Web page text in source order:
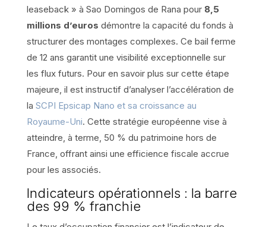
leaseback » à Sao Domingos de Rana pour 8,5
millions d’euros démontre la capacité du fonds à
structurer des montages complexes. Ce bail ferme
de 12 ans garantit une visibilité exceptionnelle sur
les flux futurs. Pour en savoir plus sur cette étape
majeure, il est instructif d’analyser l’accélération de
la SCPI Epsicap Nano et sa croissance au
Royaume-Uni. Cette stratégie européenne vise à
atteindre, à terme, 50 % du patrimoine hors de
France, offrant ainsi une efficience fiscale accrue
pour les associés.
Indicateurs opérationnels : la barre
des 99 % franchie